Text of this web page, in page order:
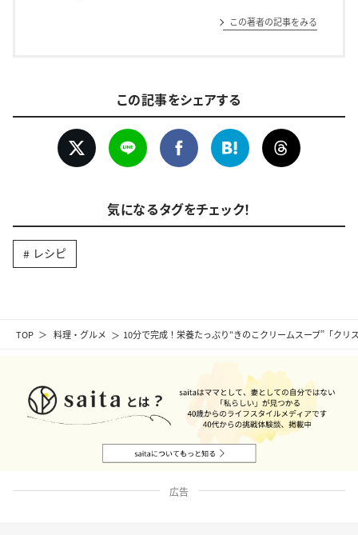
TOP 料理・グルメ 10分で完成！栄養たっぷり“きのこクリームスープ”「ク
この著者の記事をみる
この記事をシェアする
気になるタグをチェック！
レシピ
広告